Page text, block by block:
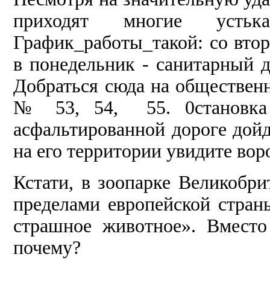
приходят многие
График_работы_такой: со
в понедельник - санитарный
Добраться сюда на
№ 53, 54, 55. 0становка
асфальтиро­ванной дороге
на его территории увидите
Кстати, в зоопарке
пределами европейской
страш­ное животное».
почему?